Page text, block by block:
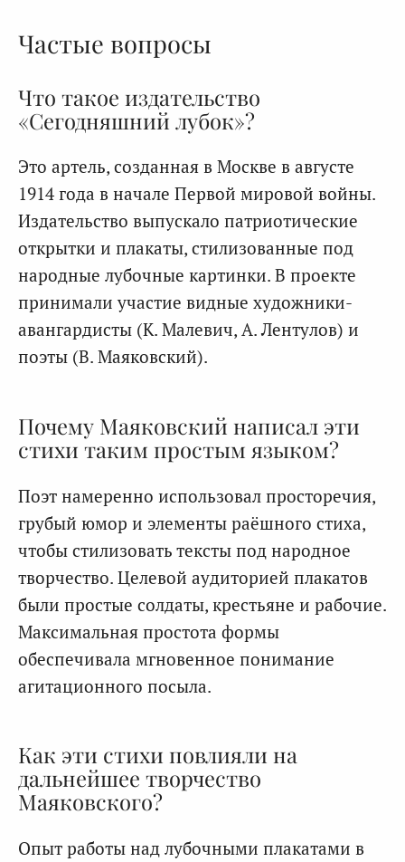
Частые вопросы
Что такое издательство
«Сегодняшний лубок»?
Это артель, созданная в Москве в августе
1914 года в начале Первой мировой войны.
Издательство выпускало патриотические
открытки и плакаты, стилизованные под
народные лубочные картинки. В проекте
принимали участие видные художники-
авангардисты (К. Малевич, А. Лентулов) и
поэты (В. Маяковский).
Почему Маяковский написал эти
стихи таким простым языком?
Поэт намеренно использовал просторечия,
грубый юмор и элементы раёшного стиха,
чтобы стилизовать тексты под народное
творчество. Целевой аудиторией плакатов
были простые солдаты, крестьяне и рабочие.
Максимальная простота формы
обеспечивала мгновенное понимание
агитационного посыла.
Как эти стихи повлияли на
дальнейшее творчество
Маяковского?
Опыт работы над лубочными плакатами в